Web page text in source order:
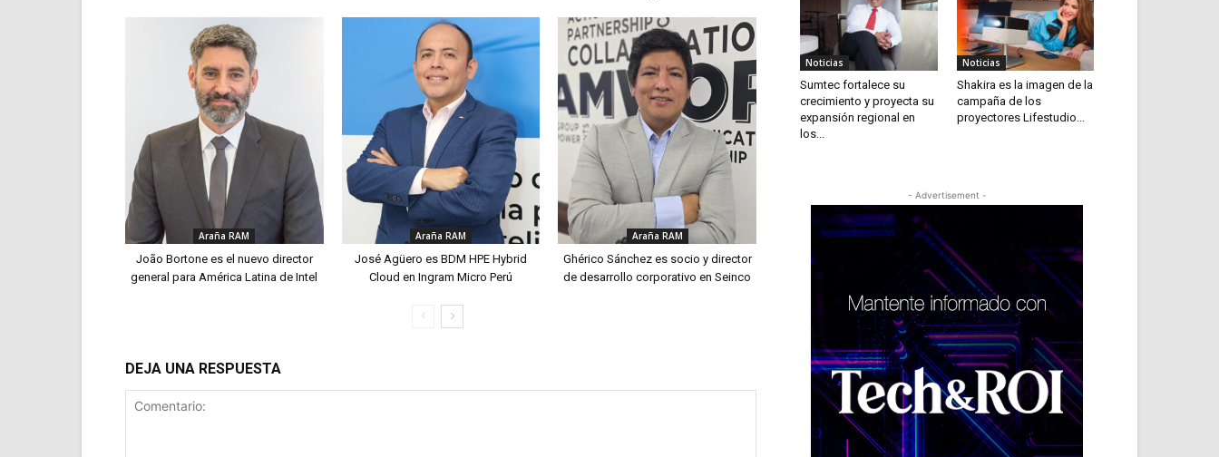
Araña RAM
João Bortone es el nuevo director
general para América Latina de Intel
Araña RAM
José Agüero es BDM HPE Hybrid
Cloud en Ingram Micro Perú
Araña RAM
Ghérico Sánchez es socio y director
de desarrollo corporativo en Seinco
DEJA UNA RESPUESTA
Noticias
Sumtec fortalece su
crecimiento y proyecta su
expansión regional en
los...
Noticias
Shakira es la imagen de la
campaña de los
proyectores Lifestudio...
- Advertisement -